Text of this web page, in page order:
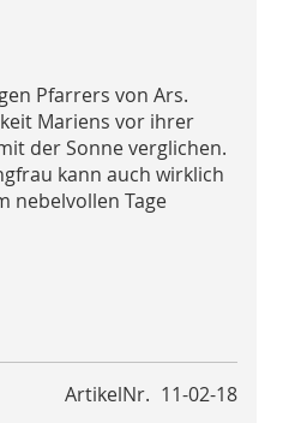
Pfarrers von Ars.
Mariens vor ihrer
der Sonne verglichen.
kann auch wirklich
nebelvollen Tage
ArtikelNr. 11-02-18